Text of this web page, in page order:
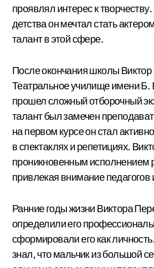
проявлял интерес к
детства он мечтал стать
талант в этой сфере.
После окончания школы Виктор
Театральное училище имени Б.
прошел сложный отборочный
талант был замечен
на первом курсе он стал
в спектаклях и репетициях.
проникновенным исполнением
привлекая внимание педагогов
Ранние годы жизни Виктора
определили его
сформировали его как
знал, что мальчик из большой